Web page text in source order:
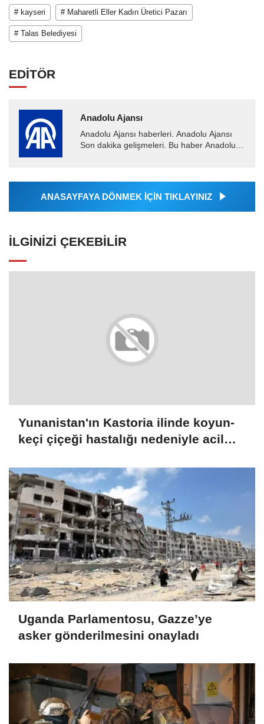
# kayseri # Maharetli Eller Kadın Üretici Pazarı
# Talas Belediyesi
EDİTÖR
Anadolu Ajansı
Anadolu Ajansı haberleri. Anadolu Ajansı
Son dakika gelişmeleri. Bu haber Anadolu
Ajansı tarafından...
ANASAYFAYA DÖNMEK İÇİN TIKLAYINIZ
İLGINIZI ÇEKEBILIR
Yunanistan'ın Kastoria ilinde koyun-
keçi çiçeği hastalığı nedeniyle acil
Uganda Parlamentosu, Gazze’ye
asker gönderilmesini onayladı